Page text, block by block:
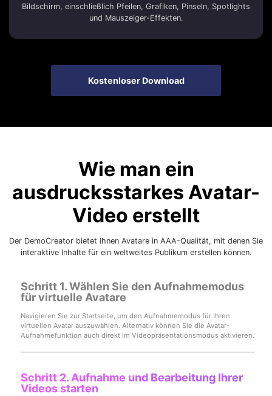
Bildschirm, einschließlich Pfeilen, Grafiken, Pinseln, Spotlights
und Mauszeiger-Effekten.
Kostenloser Download
Wie man ein
ausdrucksstarkes Avatar-
Video erstellt
Der DemoCreator bietet Ihnen Avatare in AAA-Qualität, mit denen Sie
interaktive Inhalte für ein weltweites Publikum erstellen können.
Schritt 1. Wählen Sie den Aufnahmemodus
für virtuelle Avatare
Navigieren Sie zur Startseite, um den Aufnahmemodus für Ihren
virtuellen Avatar auszuwählen. Alternativ können Sie die Avatar-
Aufnahmefunktion auch direkt im Videopräsentationsmodus aktivieren.
Schritt 2. Aufnahme und Bearbeitung Ihrer
Videos starten
Record Like a Pro, Edit
With AI Ease.
Record. Edit. Share. All with Filmora!
Got It Try It Now